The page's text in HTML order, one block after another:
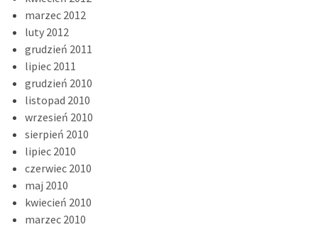
marzec 2012
luty 2012
grudzień 2011
lipiec 2011
grudzień 2010
listopad 2010
wrzesień 2010
sierpień 2010
lipiec 2010
czerwiec 2010
maj 2010
kwiecień 2010
marzec 2010